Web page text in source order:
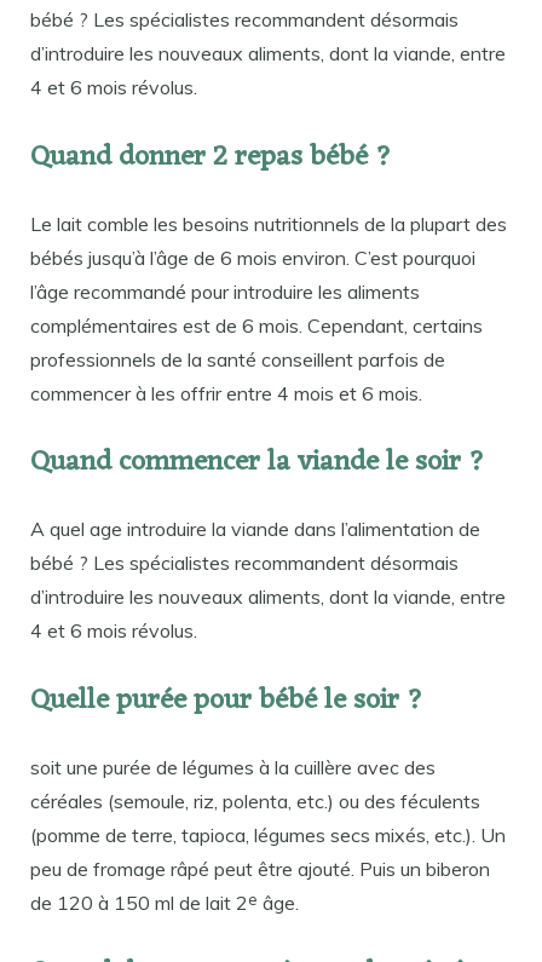
bébé ? Les spécialistes recommandent désormais
d’introduire les nouveaux aliments, dont la viande, entre
4 et 6 mois révolus.
Quand donner 2 repas bébé ?
Le lait comble les besoins nutritionnels de la plupart des
bébés jusqu’à l’âge de 6 mois environ. C’est pourquoi
l’âge recommandé pour introduire les aliments
complémentaires est de 6 mois. Cependant, certains
professionnels de la santé conseillent parfois de
commencer à les offrir entre 4 mois et 6 mois.
Quand commencer la viande le soir ?
A quel age introduire la viande dans l’alimentation de
bébé ? Les spécialistes recommandent désormais
d’introduire les nouveaux aliments, dont la viande, entre
4 et 6 mois révolus.
Quelle purée pour bébé le soir ?
soit une purée de légumes à la cuillère avec des
céréales (semoule, riz, polenta, etc.) ou des féculents
(pomme de terre, tapioca, légumes secs mixés, etc.). Un
peu de fromage râpé peut être ajouté. Puis un biberon
de 120 à 150 ml de lait 2e âge.